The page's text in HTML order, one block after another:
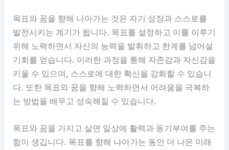
목표와 꿈을 향해 나아가는 것은 자기 성장과 스스로를
발전시키는 계기가 됩니다. 목표를 설정하고 이를 이루기
위해 노력하면서 자신의 능력을 발휘하고 한계를 넘어설
기회를 얻습니다. 이러한 과정을 통해 자존감과 자신감을
키울 수 있으며, 스스로에 대한 확신을 강화할 수 있습니
다. 또한 목표와 꿈을 향해 노력하면서 어려움을 극복하
는 방법을 배우고 성숙해질 수 있습니다.
목표와 꿈을 가지고 살면 일상에 활력과 동기부여를 주는
힘이 생깁니다. 목표를 향해 나아가는 동안 더 나은 미래